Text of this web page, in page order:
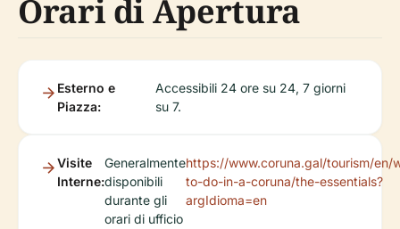
Orari di Apertura
Esterno e
Piazza:
Accessibili 24 ore su 24, 7 giorni
su 7.
Visite
Interne:
Generalmente
disponibili
durante gli
orari di ufficio
https://www.coruna.gal/tourism/en/
to-do-in-a-coruna/the-essentials?
argIdioma=en